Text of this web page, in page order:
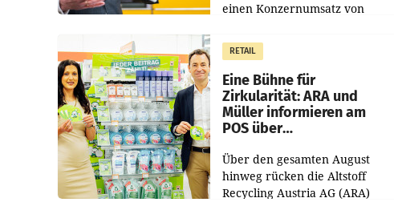
einen Konzernumsatz von
erwirtschaftet, was einem Plus
von 3,8 Prozent gegenüber
dem Vergleichszeitraum
RETAIL
Eine Bühne für
Zirkularität: ARA und
Müller informieren am
POS über
Über den gesamten August
hinweg rücken die Altstoff
Recycling Austria AG (ARA)